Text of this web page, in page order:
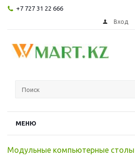
+7 727 31 22 666
Вход
МЕНЮ
Модульные компьютерные столы